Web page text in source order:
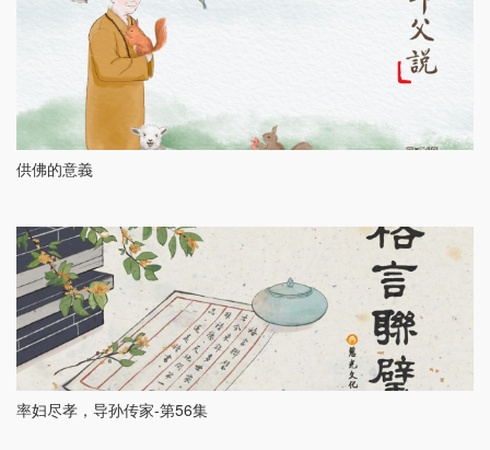
供佛的意義
率妇尽孝，导孙传家-第56集